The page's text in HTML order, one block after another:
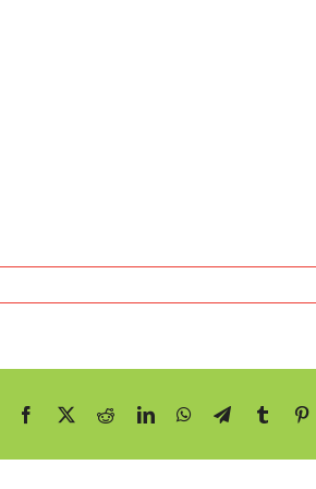
Facebook RedditLinkedInWhatsApp
TelegramTumblr